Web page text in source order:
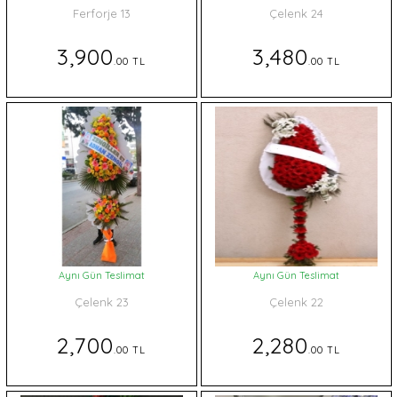
Ferforje 13
3,900.00 TL
Çelenk 24
3,480.00 TL
Aynı Gün Teslimat
Çelenk 23
2,700.00 TL
Aynı Gün Teslimat
Çelenk 22
2,280.00 TL